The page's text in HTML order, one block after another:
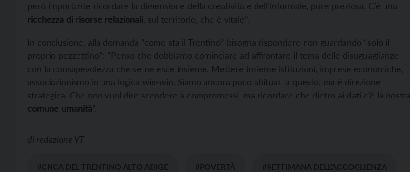
però importante ricordare la dimensione della creatività e dell’informale, pure preziosa. C’è una
ricchezza di risorse relazionali, sul territorio, che è vitale”.
In conclusione, alla domanda “come sta il Trentino” bisogna rispondere non guardando “solo il
proprio pezzettino”: “Penso che dobbiamo cominciare ad affrontare il tema delle disuguaglianze
con la consapevolezza che se ne esce insieme. Mettere insieme istituzioni, imprese economiche,
associazionismo in una logica win-win. Siamo ancora poco abituati a questo, ma è direzione
strategica. Che non vuol dire scendere a compromessi, ma ricordare che dietro ai dati c’è la nostra
comune umanità”.
di redazione VT
#CNCA DEL TRENTINO ALTO ADIGE #POVERTÀ #SETTIMANA DELL'ACCOGLIENZA